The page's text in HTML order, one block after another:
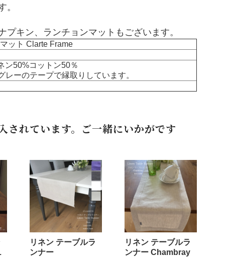
。
キン、ランチョンマットもございます。
ット Clarte Frame
ン50%コットン50％
ーのテープで縁取りしています。
れています。ご一緒にいかがです
リネン テーブルラ
ンナー
リネン テーブルラ
ンナー Chambray